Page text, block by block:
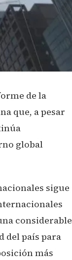
de la
que, a pesar
global
sigue
considerable
del país para
más